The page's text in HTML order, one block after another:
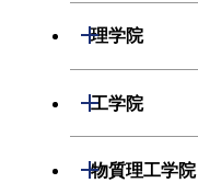
理学院
開閉
工学院
開閉
機械系
物質理工学院
開閉